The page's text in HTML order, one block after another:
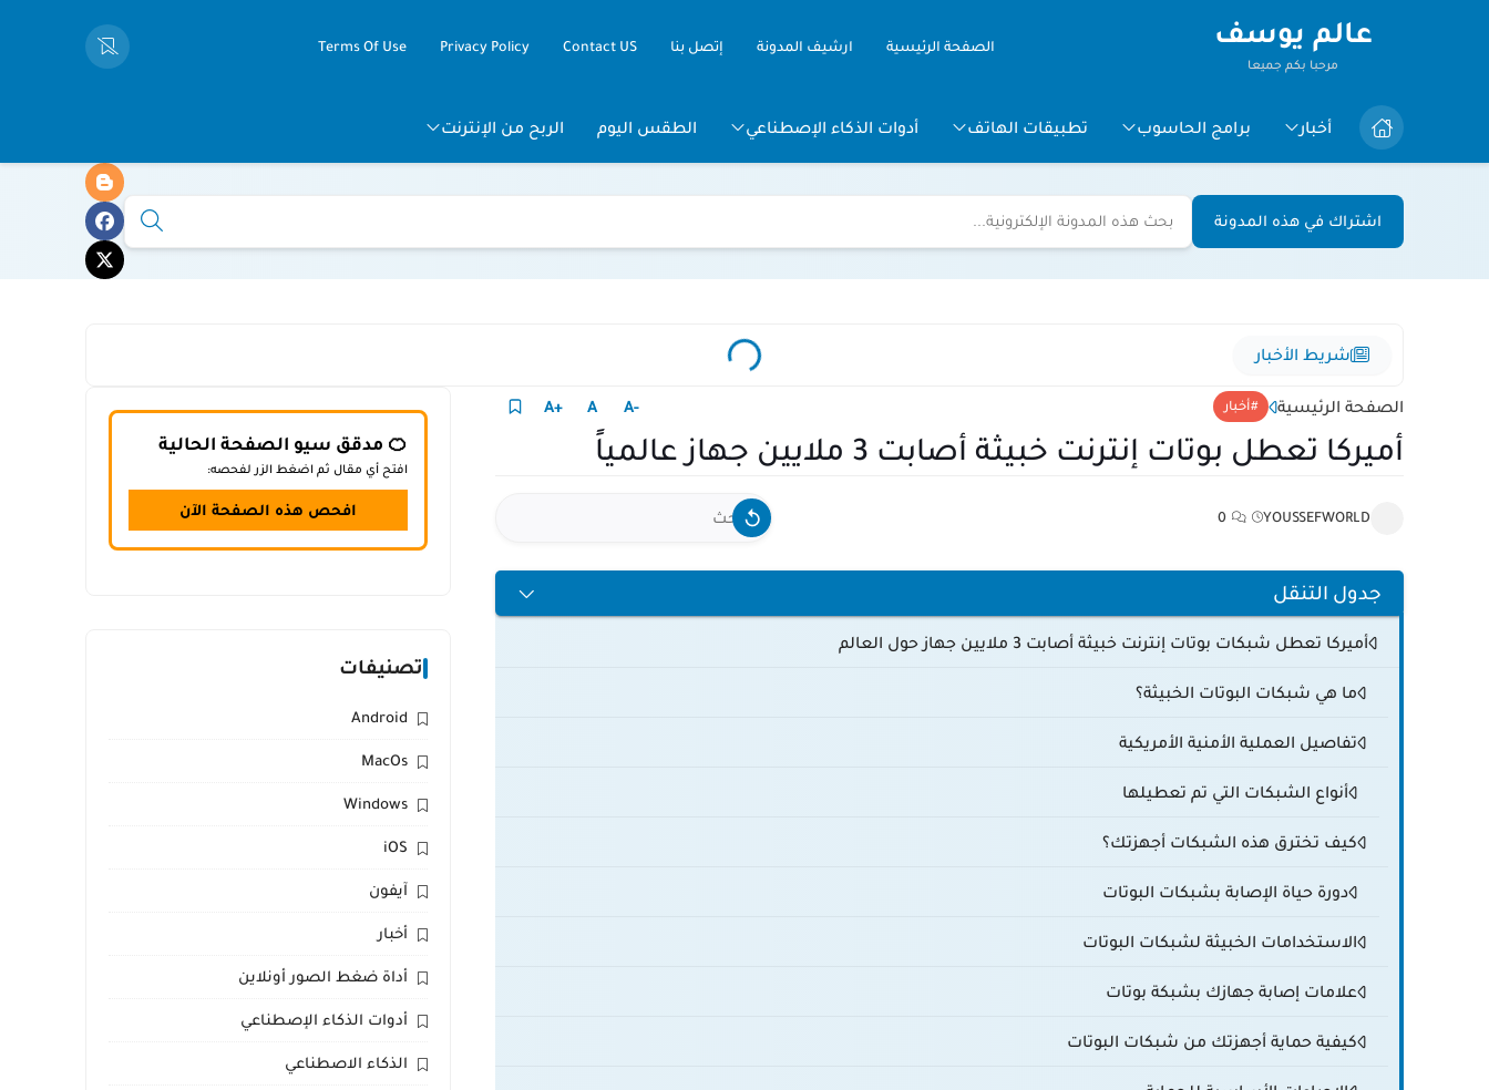
عالم يوسف
مرحبا بكم جميعا
الصفحة الرئيسية ارشيف المدونة إتصل بنا Contact US
Privacy Policy
Terms Of Use
أخبار برامج الحاسوب تطبيقات الهاتف أدوات الذكاء الإصطناعي الطقس اليوم الربح من الإنترنت
اشتراك في هذه المدونة
شريط الأخبار
الصفحة الرئيسية أخبار +A A -A
أميركا تعطل بوتات إنترنت خبيثة أصابت 3 ملايين جهاز عالمياً
YOUSSEFWORLD
0
جدول التنقل
أميركا تعطل شبكات بوتات إنترنت خبيثة أصابت 3 ملايين جهاز حول العالم
ما هي شبكات البوتات الخبيثة؟
تفاصيل العملية الأمنية الأمريكية
أنواع الشبكات التي تم تعطيلها
كيف تخترق هذه الشبكات أجهزتك؟
دورة حياة الإصابة بشبكات البوتات
الاستخدامات الخبيثة لشبكات البوتات
علامات إصابة جهازك بشبكة بوتات
كيفية حماية أجهزتك من شبكات البوتات
🍊 مدقق سيو الصفحة الحالية
افتح أي مقال ثم اضغط الزر لفحصه:
افحص هذه الصفحة الآن
تصنيفات
آيفون
أخبار
أداة ضغط الصور أونلاين
أدوات الذكاء الإصطناعي
الذكاء الاصطناعي